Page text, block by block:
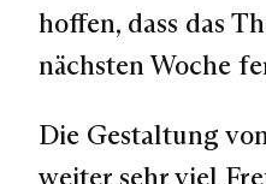
hoffen, dass das
nächsten Woche
Die Gestaltung
weiter sehr viel